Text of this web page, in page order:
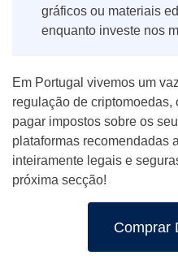
gráficos ou materiais
enquanto investe nos
Em Portugal vivemos um
regulação de
pagar impostos sobre os
plataformas recomendadas
inteiramente legais e
próxima secção!
Comprar